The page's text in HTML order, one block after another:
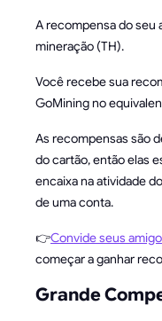
A recompensa do seu
mineração (TH).
Você recebe sua
GoMining no
As recompensas são
do cartão, então elas
encaixa na atividade
de uma conta.
👉Convide seus
começar a ganhar
Grande